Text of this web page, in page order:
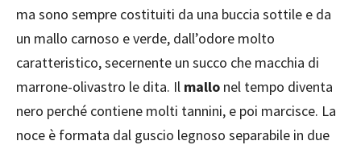
ma sono sempre costituiti da una buccia sottile e da
un mallo carnoso e verde, dall’odore molto
caratteristico, secernente un succo che macchia di
marrone-olivastro le dita. Il mallo nel tempo diventa
nero perché contiene molti tannini, e poi marcisce. La
noce è formata dal guscio legnoso separabile in due